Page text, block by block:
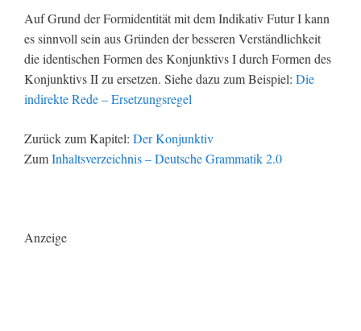
Auf Grund der Formidentität mit dem Indikativ Futur I kann
es sinnvoll sein aus Gründen der besseren Verständlichkeit
die identischen Formen des Konjunktivs I durch Formen des
Konjunktivs II zu ersetzen. Siehe dazu zum Beispiel: Die
indirekte Rede – Ersetzungsregel
Zurück zum Kapitel: Der Konjunktiv
ZumInhaltsverzeichnis – Deutsche Grammatik 2.0
Anzeige